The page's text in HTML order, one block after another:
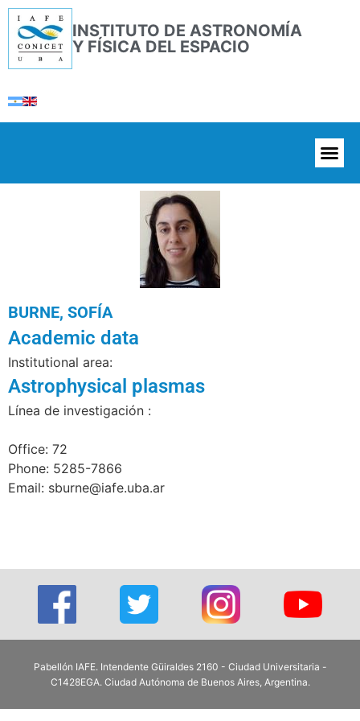
INSTITUTO DE ASTRONOMÍA
Y FÍSICA DEL ESPACIO
BURNE, SOFÍA
Academic data
Institutional area:
Astrophysical plasmas
Línea de investigación :
Office: 72
Phone: 5285-7866
Email: sburne@iafe.uba.ar
Pabellón IAFE. Intendente Güiraldes 2160 - Ciudad Universitaria -
C1428EGA. Ciudad Autónoma de Buenos Aires, Argentina.